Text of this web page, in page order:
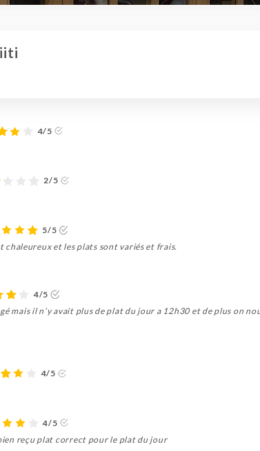
4/5
2/5
5/5
chaleureux et les plats sont variés et frais.
4/5
mais il n’y avait plus de plat du jour a 12h30 et de plus on
4/5
4/5
reçu plat correct pour le plat du jour